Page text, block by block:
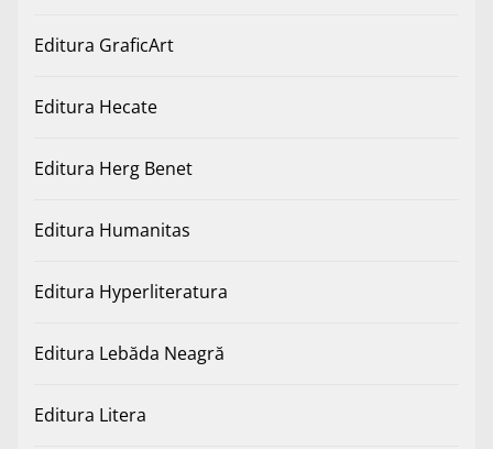
Editura GraficArt
Editura Hecate
Editura Herg Benet
Editura Humanitas
Editura Hyperliteratura
Editura Lebăda Neagră
Editura Litera